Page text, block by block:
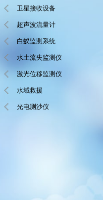
卫星接收设备
超声波流量计
白蚁监测系统
水土流失监测仪
激光位移监测仪
水域救援
光电测沙仪